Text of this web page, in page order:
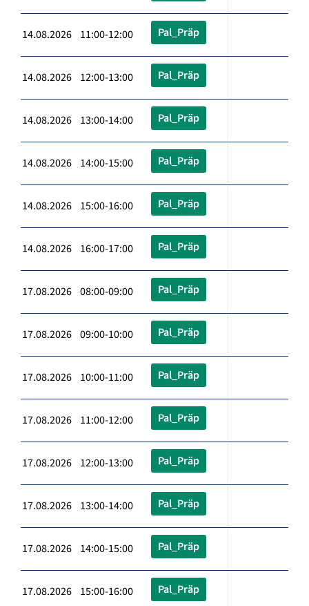
14.08.2026 11:00-12:00 Pal_Präp
14.08.2026 12:00-13:00 Pal_Präp
14.08.2026 13:00-14:00 Pal_Präp
14.08.2026 14:00-15:00 Pal_Präp
14.08.2026 15:00-16:00 Pal_Präp
14.08.2026 16:00-17:00 Pal_Präp
17.08.2026 08:00-09:00 Pal_Präp
17.08.2026 09:00-10:00 Pal_Präp
17.08.2026 10:00-11:00 Pal_Präp
17.08.2026 11:00-12:00 Pal_Präp
17.08.2026 12:00-13:00 Pal_Präp
17.08.2026 13:00-14:00 Pal_Präp
17.08.2026 14:00-15:00 Pal_Präp
17.08.2026 15:00-16:00 Pal_Präp